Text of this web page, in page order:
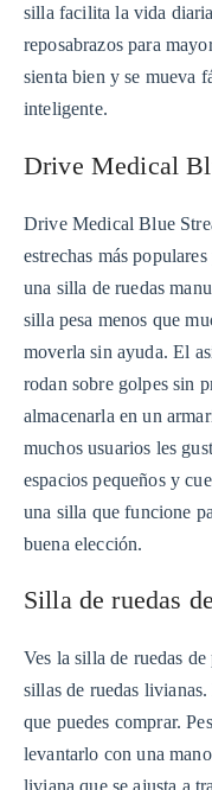
silla facilita la vida
reposabrazos para
sienta bien y se mueva
inteligente.
Drive Medical
Drive Medical Blue
estrechas más
una silla de ruedas
silla pesa menos que
moverla sin ayuda. El
rodan sobre golpes sin
almacenarla en un
muchos usuarios les
espacios pequeños y
una silla que funcione
buena elección.
Silla de ruedas
Ves la silla de ruedas
sillas de ruedas
que puedes comprar.
levantarlo con una
liviana que se ajusta a